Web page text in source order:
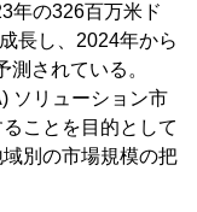
年の326百万米ド
長し、2024年から
されている。
ソリューション市
ことを目的として
別の市場規模の把